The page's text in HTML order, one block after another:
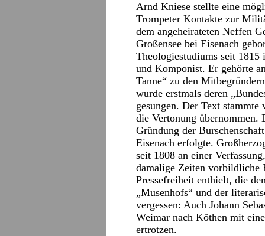
Arnd Kniese stellte eine
Trompeter Kontakte zur
dem angeheirateten Neffen
Großensee bei Eisenach
Theologiestudiums seit
und Komponist. Er gehörte
Tanne“ zu den
wurde erstmals deren
gesungen. Der Text
die Vertonung
Gründung der
Eisenach erfolgte.
seit 1808 an einer
damalige Zeiten vorbildliche
Pressefreiheit enthielt, die
„Musenhofs“ und der
vergessen: Auch Johann
Weimar nach Köthen mit
ertrotzen.